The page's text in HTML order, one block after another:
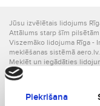
Piekrišana
Jūsu izvēlētais lidojums
Attālums starp šīm
Viszemāko lidojuma Rīga -
meklēšanas sistēmā aero.lv.
Meklēt un iegādāties
vienmēr atradīsiet
lētajām lidsabiedrībām,
sabiedrībām, piemēram,
uzticiet sava lidojuma